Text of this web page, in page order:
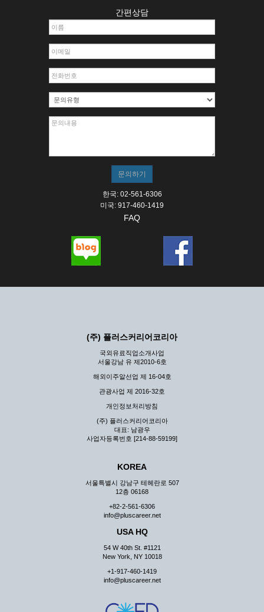
간편상담
한국: 02-561-6306
미국: 917-460-1419
FAQ
(주) 플러스커리어코리아
국외유료직업소개사업
서울강남 유 제2010-6호
해외이주알선업 제 16-04호
관광사업 제 2016-32호
개인정보처리방침
(주) 플러스커리어코리아
대표: 남광우
사업자등록번호 [214-88-59199]
KOREA
서울특별시 강남구 테헤란로 507
12층 06168
+82-2-561-6306
info@pluscareer.net
USA HQ
54 W 40th St. #1121
New York, NY 10018
+1-917-460-1419
info@pluscareer.net